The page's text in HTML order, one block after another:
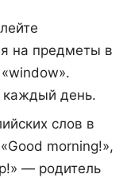
на предметы в
каждый день.
слов в
morning!»,
— родитель